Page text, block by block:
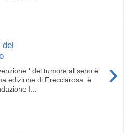
del
›
' del tumore al seno è
edizione di Frecciarosa è
I...